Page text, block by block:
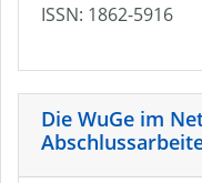
ISSN: 1862-5916
Die WuGe im